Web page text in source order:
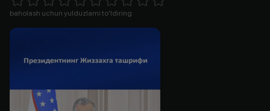
1 Star 2 Stars 3 Stars 4 Stars5 Stars 6 Stars7 Stars8 Stars
baholash uchun yulduzlarni to'ldiring